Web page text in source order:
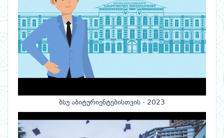
ბსუ აბიტურიენტებისთვის - 2023